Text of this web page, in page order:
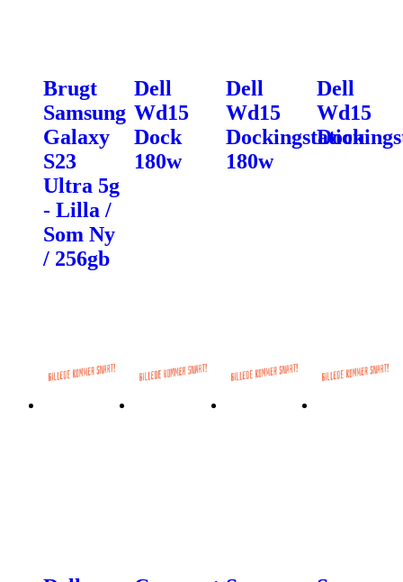
Brugt
Samsung
Galaxy
S23
Ultra 5g
- Lilla /
Som Ny
/ 256gb
Dell
Wd15
Dock
180w
Dell
Wd15
Dockingstation
180w
Dell
Wd15